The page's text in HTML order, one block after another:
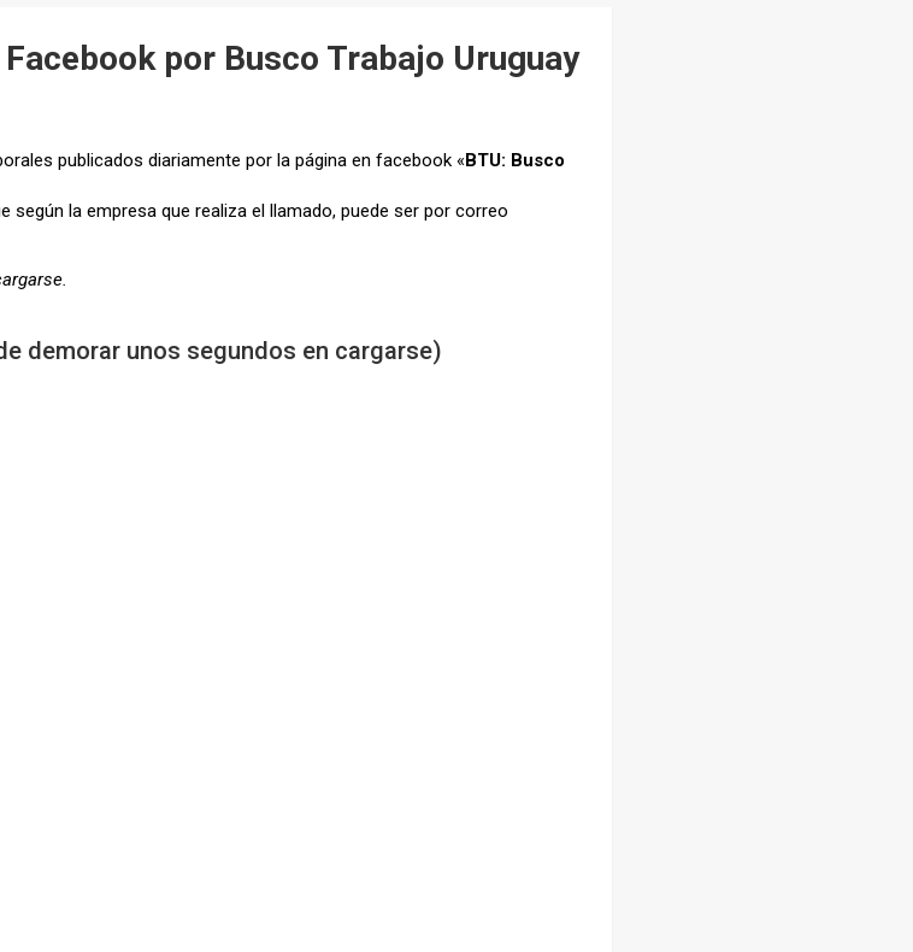
por Busco Trabajo Uruguay
publicados diariamente por la página en facebook «BTU: Busco
según la empresa que realiza el llamado, puede ser por correo
demorar unos segundos en cargarse)